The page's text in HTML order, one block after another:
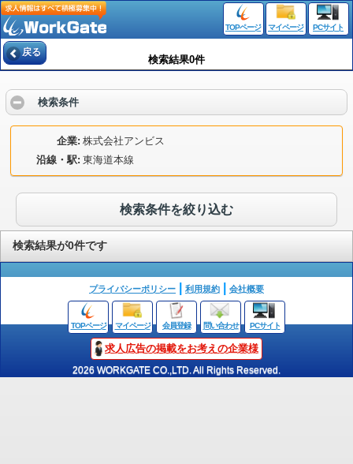
TOPページ マイページ PCサイト
戻る
検索結果0件
検索条件
企業 株式会社アンビス
沿線・駅 東海道本線
検索条件を絞り込む
検索結果が0件です
プライバシーポリシー 利用規約 会社概要
TOPページ マイページ 会員登録 問い合わせ PCサイト
求人広告の掲載をお考えの企業様
2026 WORKGATE CO.,LTD. All Rights Reserved.